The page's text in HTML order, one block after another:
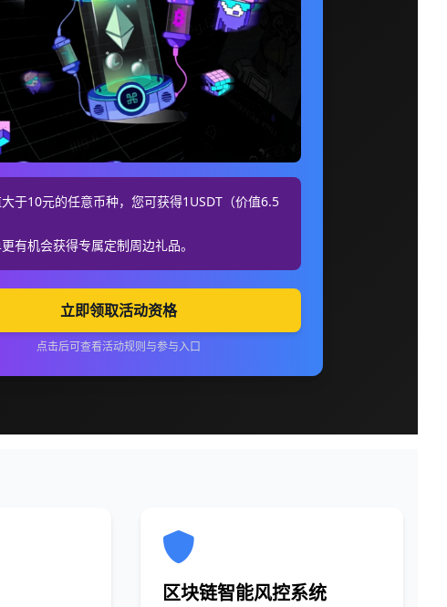
于10元的任意币种，您可获得1USDT（价值6.5
有机会获得专属定制周边礼品。
立即领取活动资格
点击后可查看活动规则与参与入口
区块链智能风控系统